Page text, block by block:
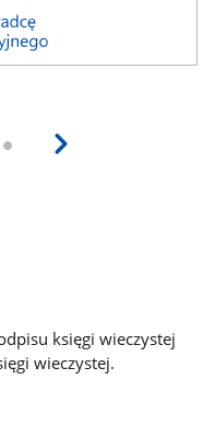
księgi wieczystej
wieczystej.